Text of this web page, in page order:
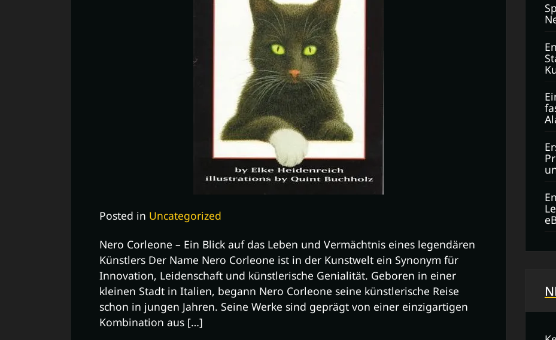
Posted in Uncategorized
Nero Corleone – Ein Blick auf das Leben und Vermächtnis eines legendären
Künstlers Der Name Nero Corleone ist in der Kunstwelt ein Synonym für
Innovation, Leidenschaft und künstlerische Genialität. Geboren in einer
kleinen Stadt in Italien, begann Nero Corleone seine künstlerische Reise
schon in jungen Jahren. Seine Werke sind geprägt von einer einzigartigen
Kombination aus […]